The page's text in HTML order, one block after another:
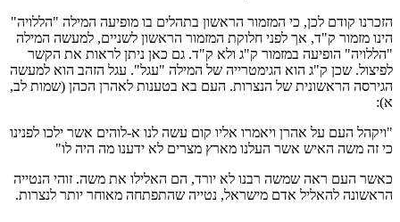
הזכרנו קודם לכן, כי המזמור הראשון בתהלים בו מופיעה המילה "הללויה"
הינו מזמור ק"ד, אך לפני חלוקת המזמור הראשון לשניים, למעשה המילה
"הללויה" הופיעה במזמור ק"ג ולא ק"ד. גם כאן ניתן לראות את הקשר
לפיצול. שכן ק"ג הוא הגימטרייה של המילה "עגל". עגל הזהב הוא למעשה
הגירסה הראשונית של הנצרות. העם בא בטענות לאהרן הכהן (שמות לב,
א):
"ויקהל העם על אהרן ויאמרו אליו קום עשה לנו א-לוהים אשר ילכו לפנינו
כי זה משה האיש אשר העלנו מארץ מצרים לא ידענו מה היה לו"
כאשר העם ראה שמשה רבנו לא יורד, הם האלילו את משה. זוהי הנטייה
הראשונה להאליל אדם מישראל, נטייה שהתפתחה מאוחר יותר לנצרות.